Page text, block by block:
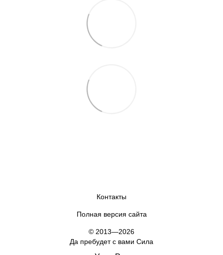
Контакты
Полная версия сайта
© 2013—2026
Да пребудет с вами Сила